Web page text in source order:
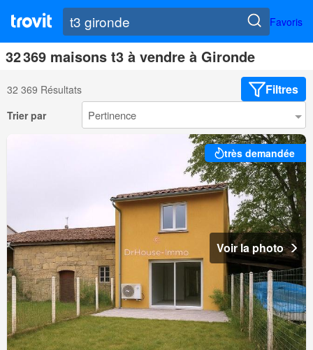
Favoris
32 369 maisons t3 à vendre à Gironde
32 369 Résultats Filtres
Trier par
très demandée
Voir la photo